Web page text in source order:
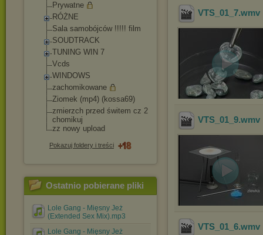
Prywatne
RÓŻNE
Sala samobójców !!!!! film
SOUDTRACK
TUNING WIN 7
Vcds
WINDOWS
zachomikowane
Ziomek (mp4) (kossa69)
zmierzch przed świtem cz 2
chomikuj
zz nowy upload
Pokazuj foldery i treści
Ostatnio pobierane pliki
Lole Gang - Mięsny Jeż
(Extended Sex Mix).mp3
Lole Gang - Mięsny Jeż
VTS_01_7.wmv
VTS_01_9.wmv
VTS_01_6.wmv